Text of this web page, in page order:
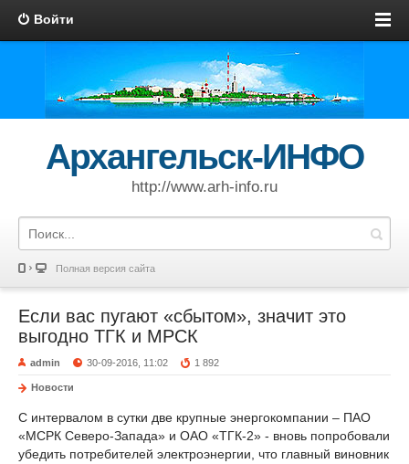
Войти
Архангельск-ИНФО
http://www.arh-info.ru
Полная версия сайта
Если вас пугают «сбытом», значит это
выгодно ТГК и МРСК
admin 30-09-2016, 11:02 1 892
Новости
С интервалом в сутки две крупные энергокомпании – ПАО
«МСРК Северо-Запада» и ОАО «ТГК-2» - вновь попробовали
убедить потребителей электроэнергии, что главный виновник